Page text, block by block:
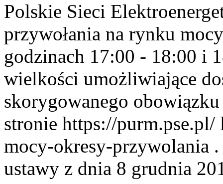
Polskie Sieci
przywołania na rynku
godzinach 17:00 - 18:00 i
wielkości umożliwiające
skorygowanego
stronie https://
mocy-okresy-przywolania
ustawy z dnia 8 grudnia